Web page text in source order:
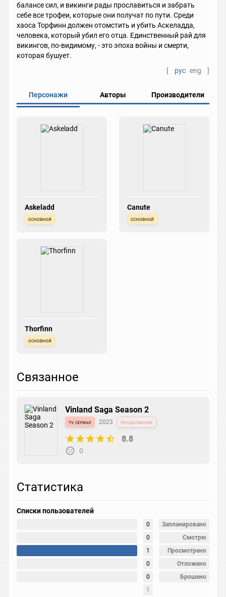
балансе сил, и викинги рады прославиться и забрать
себе все трофеи, которые они получат по пути. Среди
хаоса Торфинн должен отомстить и убить Аскеладда,
человека, который убил его отца. Единственный рай для
викингов, по-видимому, - это эпоха войны и смерти,
которая бушует.
[
рус eng ]
Персонажи Авторы Производители
Askeladd
основной
Canute
основной
Thorfinn
основной
Связанное
Vinland Saga Season 2
tv сериал 2023 продолжение
8.8
0
Статистика
Списки пользователей
0
Запланировано
0
Смотрю
1
Просмотрено
0
Отложено
0
Брошено
1